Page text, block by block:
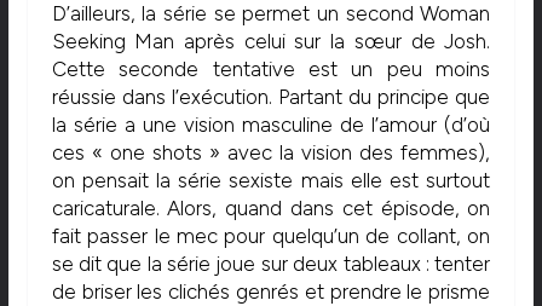
D’ailleurs, la série se permet un second Woman
Seeking Man après celui sur la sœur de Josh.
Cette seconde tentative est un peu moins
réussie dans l’exécution. Partant du principe que
la série a une vision masculine de l’amour (d’où
ces « one shots » avec la vision des femmes),
on pensait la série sexiste mais elle est surtout
caricaturale. Alors, quand dans cet épisode, on
fait passer le mec pour quelqu’un de collant, on
se dit que la série joue sur deux tableaux : tenter
de briser les clichés genrés et prendre le prisme